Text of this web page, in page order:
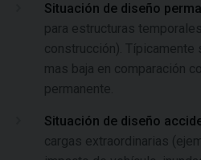
Situación de diseño
para estructuras
construcción). Típicamente
mas baja en comparación
permanente.
Situación de diseño
cargas extraordinarias